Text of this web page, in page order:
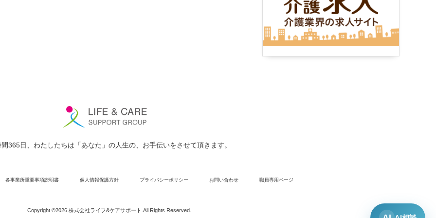
間365日、わたしたちは「あなた」の人生の、お手伝いをさせて頂きます。
各事業所重要事項説明書 個人情報保護方針 プライバシーポリシー お問い合わせ 職員専用ページ
Copyright ©2026 株式会社ライフ&ケアサポート.All Rights Reserved.